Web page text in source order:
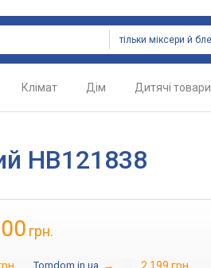
Клімат Дім Дитячі товари
HB121838
грн.
Tomdom.in.ua →